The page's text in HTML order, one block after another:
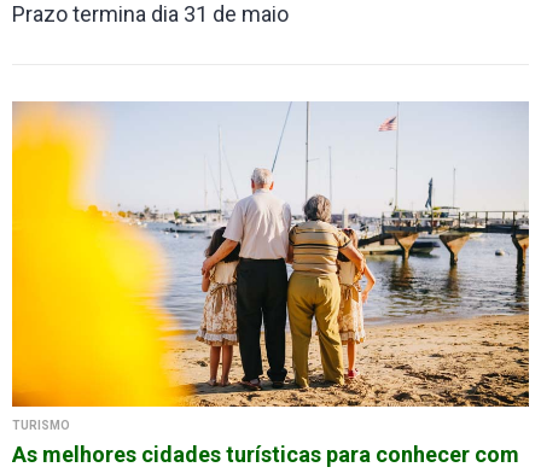
Prazo termina dia 31 de maio
TURISMO
As melhores cidades turísticas para conhecer com